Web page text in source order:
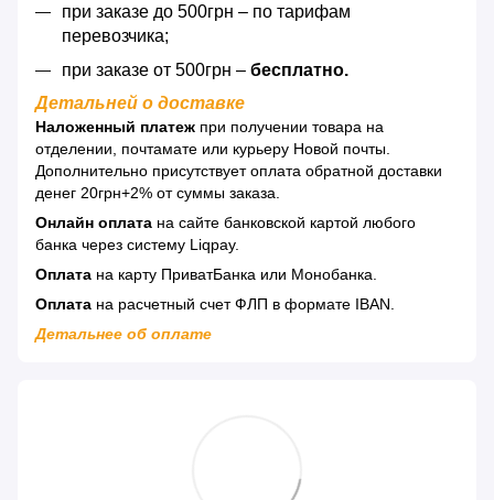
при заказе до 500грн – по тарифам
перевозчика;
при заказе от 500грн – бесплатно.
Детальней о доставке
Наложенный платеж при получении товара на
отделении, почтамате или курьеру Новой почты.
Дополнительно присутствует оплата обратной доставки
денег 20грн+2% от суммы заказа.
Онлайн оплата на сайте банковской картой любого
банка через систему Liqpay.
Оплата на карту ПриватБанка или Монобанка.
Оплата на расчетный счет ФЛП в формате IBAN.
Детальнее об оплате